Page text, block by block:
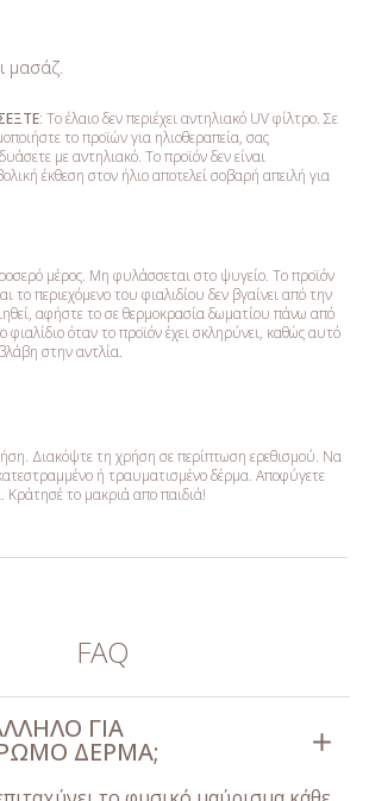
μασάζ.
: Το έλαιο δεν περιέχει αντηλιακό UV φίλτρο. Σε
το προϊών για ηλιοθεραπεία, σας
με αντηλιακό. Το προϊόν δεν είναι
έκθεση στον ήλιο αποτελεί σοβαρή απειλή για
μέρος. Μη φυλάσσεται στο ψυγείο. Το προϊόν
το περιεχόμενο του φιαλιδίου δεν βγαίνει από την
αφήστε το σε θερμοκρασία δωματίου πάνω από
φιαλίδιο όταν το προϊόν έχει σκληρύνει, καθώς αυτό
στην αντλία.
Διακόψτε τη χρήση σε περίπτωση ερεθισμού. Να
ή τραυματισμένο δέρμα. Αποφύγετε
Κράτησέ το μακριά απο παιδιά!
FAQ
ΓΙΑ
ΔΈΡΜΑ;